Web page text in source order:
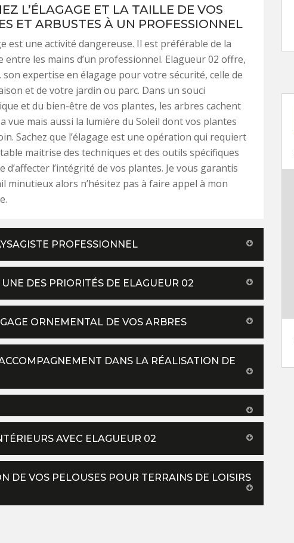
L’ÉLAGAGE ET LA TAILLE DE VOS
ET ARBUSTES À UN PROFESSIONNEL
est une activité dangereuse. Il est préférable de la
entre les mains d’un professionnel. Elagueur 02 offre,
son expertise en élagage pour votre sécurité, celle de
et de votre jardin ou parc. Dans un souci
et du bien-être de vos plantes, les arbres cachent
vue mais aussi la lumière du Soleil dont vos plantes
Sachez que l’élagage est une opération qui requiert
maitrise des techniques et des outils spécifiques
d’affecter l’intégrité de vos plantes. Je vous garantis
minutieux alors n’hésitez pas à faire appel à mon
PROFESSIONNEL
DES PRIORITÉS DE ELAGUEUR 02
ORNEMENTAL DE VOS ARBRES
DANS LA RÉALISATION DE
AVEC ELAGUEUR 02
DE VOS PELOUSES POUR TERRAINS DE LOISIRS